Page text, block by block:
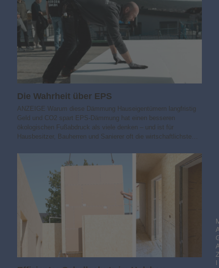
Die Wahrheit über EPS
ANZEIGE Warum diese Dämmung Hauseigentümern langfristig
Geld und CO2 spart EPS-Dämmung hat einen besseren
ökologischen Fußabdruck als viele denken – und ist für
Hausbesitzer, Bauherren und Sanierer oft die wirtschaftlichste…
I